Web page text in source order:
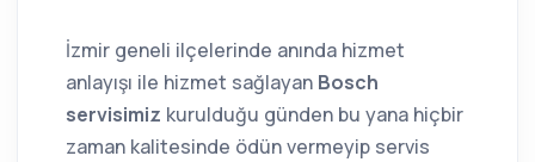
İzmir geneli ilçelerinde anında hizmet
anlayışı ile hizmet sağlayan Bosch
servisimiz kurulduğu günden bu yana hiçbir
zaman kalitesinde ödün vermeyip servis